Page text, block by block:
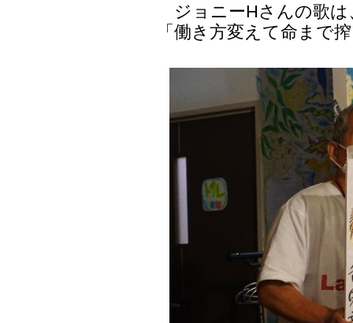
ジョニーHさんの歌は
「働き方変えて命まで